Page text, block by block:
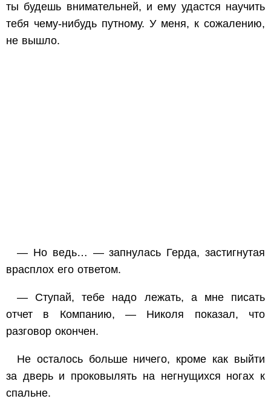
ты будешь внимательней, и ему удастся научить
тебя чему-нибудь путному. У меня, к сожалению,
не вышло.
— Но ведь… — запнулась Герда, застигнутая
врасплох его ответом.
— Ступай, тебе надо лежать, а мне писать
отчет в Компанию, — Николя показал, что
разговор окончен.
Не осталось больше ничего, кроме как выйти
за дверь и проковылять на негнущихся ногах к
спальне.